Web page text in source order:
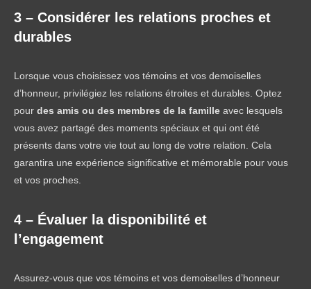
3 – Considérer les relations proches et
durables
Lorsque vous choisissez vos témoins et vos demoiselles
d’honneur, privilégiez les relations étroites et durables. Optez
pour des amis ou des membres de la famille avec lesquels
vous avez partagé des moments spéciaux et qui ont été
présents dans votre vie tout au long de votre relation. Cela
garantira une expérience significative et mémorable pour vous
et vos proches.
4 – Évaluer la disponibilité et
l’engagement
Assurez-vous que vos témoins et vos demoiselles d’honneur